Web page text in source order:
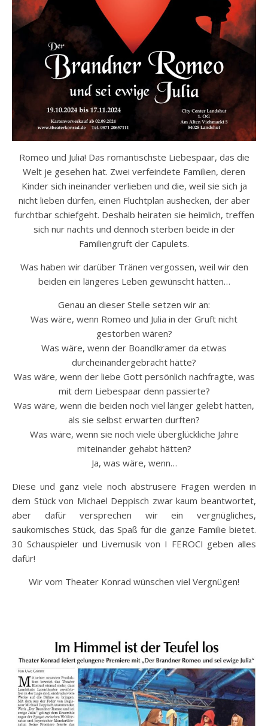
Romeo und Julia! Das romantischste Liebespaar, das die
Welt je gesehen hat. Zwei verfeindete Familien, deren
Kinder sich ineinander verlieben und die, weil sie sich ja
nicht lieben dürfen, einen Fluchtplan aushecken, der aber
furchtbar schiefgeht. Deshalb heiraten sie heimlich, treffen
sich nur nachts und dennoch sterben beide in der
Familiengruft der Capulets.
Was haben wir darüber Tränen vergossen, weil wir den
beiden ein längeres Leben gewünscht hätten…
Genau an dieser Stelle setzen wir an:
Was wäre, wenn Romeo und Julia in der Gruft nicht
gestorben wären?
Was wäre, wenn der Boandlkramer da etwas
durcheinandergebracht hätte?
Was wäre, wenn der liebe Gott persönlich nachfragte, was
mit dem Liebespaar denn passierte?
Was wäre, wenn die beiden noch viel länger gelebt hätten,
als sie selbst erwarten durften?
Was wäre, wenn sie noch viele überglückliche Jahre
miteinander gehabt hätten?
Ja, was wäre, wenn…
Diese und ganz viele noch abstrusere Fragen werden in
dem Stück von Michael Deppisch zwar kaum beantwortet,
aber dafür versprechen wir ein vergnügliches,
saukomisches Stück, das Spaß für die ganze Familie bietet.
30 Schauspieler und Livemusik von I FEROCI geben alles
dafür!
Wir vom Theater Konrad wünschen viel Vergnügen!